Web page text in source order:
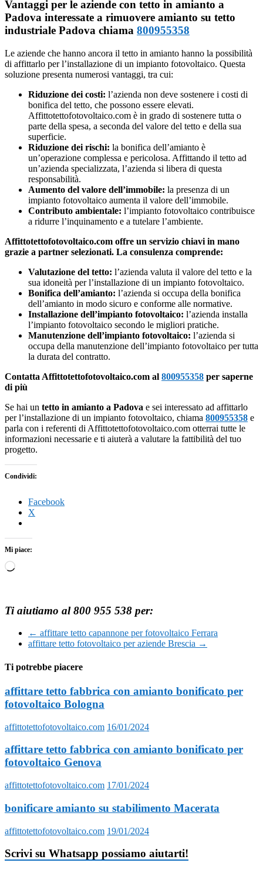
Vantaggi per le aziende con tetto in amianto a
Padova interessate a rimuovere amianto su tetto
industriale Padova chiama 800955358
Le aziende che hanno ancora il tetto in amianto hanno la possibilità
di affittarlo per l’installazione di un impianto fotovoltaico. Questa
soluzione presenta numerosi vantaggi, tra cui:
Riduzione dei costi: l’azienda non deve sostenere i costi di
bonifica del tetto, che possono essere elevati.
Affittotettofotovoltaico.com è in grado di sostenere tutta o
parte della spesa, a seconda del valore del tetto e della sua
superficie.
Riduzione dei rischi: la bonifica dell’amianto è
un’operazione complessa e pericolosa. Affittando il tetto ad
un’azienda specializzata, l’azienda si libera di questa
responsabilità.
Aumento del valore dell’immobile: la presenza di un
impianto fotovoltaico aumenta il valore dell’immobile.
Contributo ambientale: l’impianto fotovoltaico contribuisce
a ridurre l’inquinamento e a tutelare l’ambiente.
Affittotettofotovoltaico.com offre un servizio chiavi in mano
grazie a partner selezionati. La consulenza comprende:
Valutazione del tetto: l’azienda valuta il valore del tetto e la
sua idoneità per l’installazione di un impianto fotovoltaico.
Bonifica dell’amianto: l’azienda si occupa della bonifica
dell’amianto in modo sicuro e conforme alle normative.
Installazione dell’impianto fotovoltaico: l’azienda installa
l’impianto fotovoltaico secondo le migliori pratiche.
Manutenzione dell’impianto fotovoltaico: l’azienda si
occupa della manutenzione dell’impianto fotovoltaico per tutta
la durata del contratto.
Contatta Affittotettofotovoltaico.com al 800955358 per saperne
di più
Se hai un tetto in amianto a Padova e sei interessato ad affittarlo
per l’installazione di un impianto fotovoltaico, chiama 800955358 e
parla con i referenti di Affittotettofotovoltaico.com otterrai tutte le
informazioni necessarie e ti aiuterà a valutare la fattibilità del tuo
progetto.
Condividi:
Facebook
X
Mi piace:
Caricamento
Ti aiutiamo al 800 955 538 per:
← affittare tetto capannone per fotovoltaico Ferrara
affittare tetto fotovoltaico per aziende Brescia →
Ti potrebbe piacere
affittare tetto fabbrica con amianto bonificato per
fotovoltaico Bologna
affittotettofotovoltaico.com 16/01/2024
affittare tetto fabbrica con amianto bonificato per
fotovoltaico Genova
affittotettofotovoltaico.com 17/01/2024
bonificare amianto su stabilimento Macerata
affittotettofotovoltaico.com 19/01/2024
Scrivi su Whatsapp possiamo aiutarti!